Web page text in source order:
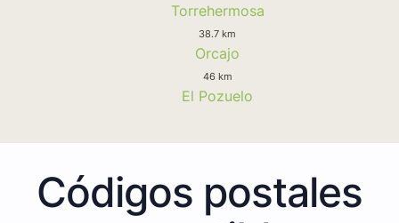
Torrehermosa
38.7 km
Orcajo
46 km
El Pozuelo
Códigos postales